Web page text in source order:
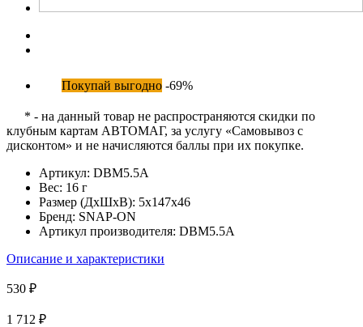
Покупай выгодно -69%
* - на данный товар не распространяются скидки по
клубным картам АВТОМАГ, за услугу «Самовывоз с
дисконтом» и не начисляются баллы при их покупке.
Артикул: DBM5.5A
Вес: 16 г
Размер (ДхШхВ): 5x147x46
Бренд: SNAP-ON
Артикул производителя: DBM5.5A
Описание и характеристики
530 ₽
1 712 ₽